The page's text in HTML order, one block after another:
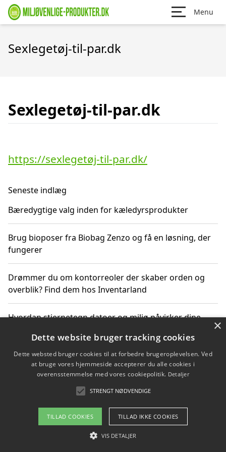
Menu
Sexlegetøj-til-par.dk
Sexlegetøj-til-par.dk
https://sexlegetøj-til-par.dk/
Seneste indlæg
Bæredygtige valg inden for kæledyrsprodukter
Brug bioposer fra Biobag Zenzo og få en løsning, der
fungerer
Drømmer du om kontorreoler der skaber orden og
overblik? Find dem hos Inventarland
Hvordan stjernetegn datoer og miljø påvirker dine
Bæredygtige gadgets til en grønnere hverdag
Om / kontakt
Blog Betingelser
×
Dette website bruger tracking cookies
Dette websted bruger cookies til at forbedre brugeroplevelsen. Ved
at bruge vores hjemmeside accepterer du alle cookies i
overensstemmelse med vores cookiepolitik. Detaljer
STRENGT NØDVENDIGE
TILLAD COOKIES TILLAD IKKE COOKIES
VIS DETALJER